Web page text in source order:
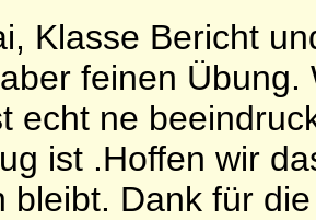
Klasse Bericht
feinen
echt ne
ist .Hoffen wir
bleibt. Dank für